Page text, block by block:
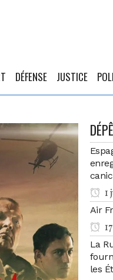
DÉFENSE JUSTICE
1
Air
La
les